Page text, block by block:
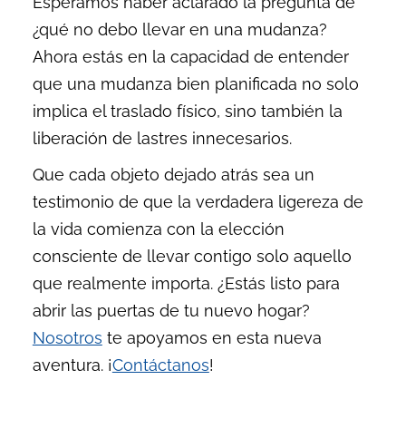
¿qué no debo llevar en una mudanza?
Ahora estás en la capacidad de entender
que una mudanza bien planificada no solo
implica el traslado físico, sino también la
liberación de lastres innecesarios.
Que cada objeto dejado atrás sea un
testimonio de que la verdadera ligereza de
la vida comienza con la elección
consciente de llevar contigo solo aquello
que realmente importa. ¿Estás listo para
abrir las puertas de tu nuevo hogar?
Nosotros te apoyamos en esta nueva
aventura. ¡Contáctanos!